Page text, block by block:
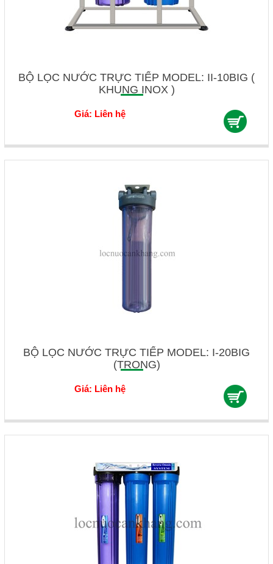
BỘ LỌC NƯỚC TRỰC TIẾP MODEL: II-10BIG (
KHUNG INOX )
Giá: Liên hệ
BỘ LỌC NƯỚC TRỰC TIẾP MODEL: I-20BIG
(TRONG)
Giá: Liên hệ